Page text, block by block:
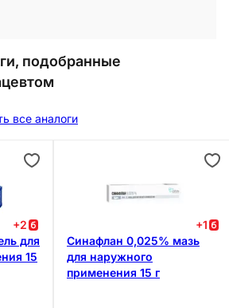
подобранные
все аналоги
+2
для
15
+1
Синафлан 0,025% мазь
для наружного
применения 15 г